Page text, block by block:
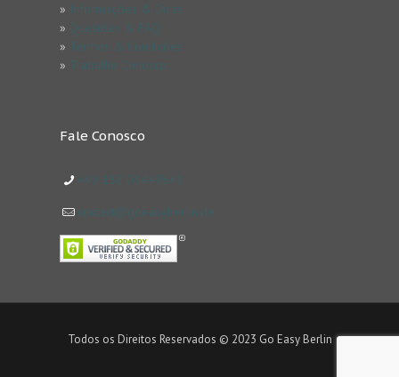
»
»
»
»
Fale Conosco
Todos os Direitos Reservados © 2023 Go Easy Berlin